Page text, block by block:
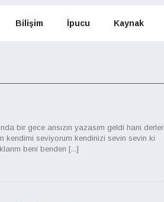
Bilişim İpucu Kaynak
bir gece ansızın yazasım geldi hani derler
kendimi seviyorum kendinizi sevin sevin ki
beni benden [...]